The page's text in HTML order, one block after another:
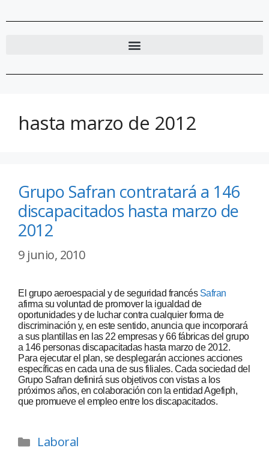
hasta marzo de 2012
Grupo Safran contratará a 146
discapacitados hasta marzo de
2012
9 junio, 2010
El grupo aeroespacial y de seguridad francés Safran
afirma su voluntad de promover la igualdad de
oportunidades y de luchar contra cualquier forma de
discriminación y, en este sentido, anuncia que incorporará
a sus plantillas en las 22 empresas y 66 fábricas del grupo
a 146 personas discapacitadas hasta marzo de 2012.
Para ejecutar el plan, se desplegarán acciones acciones
específicas en cada una de sus filiales. Cada sociedad del
Grupo Safran definirá sus objetivos con vistas a los
próximos años, en colaboración con la entidad Agefiph,
que promueve el empleo entre los discapacitados.
Laboral